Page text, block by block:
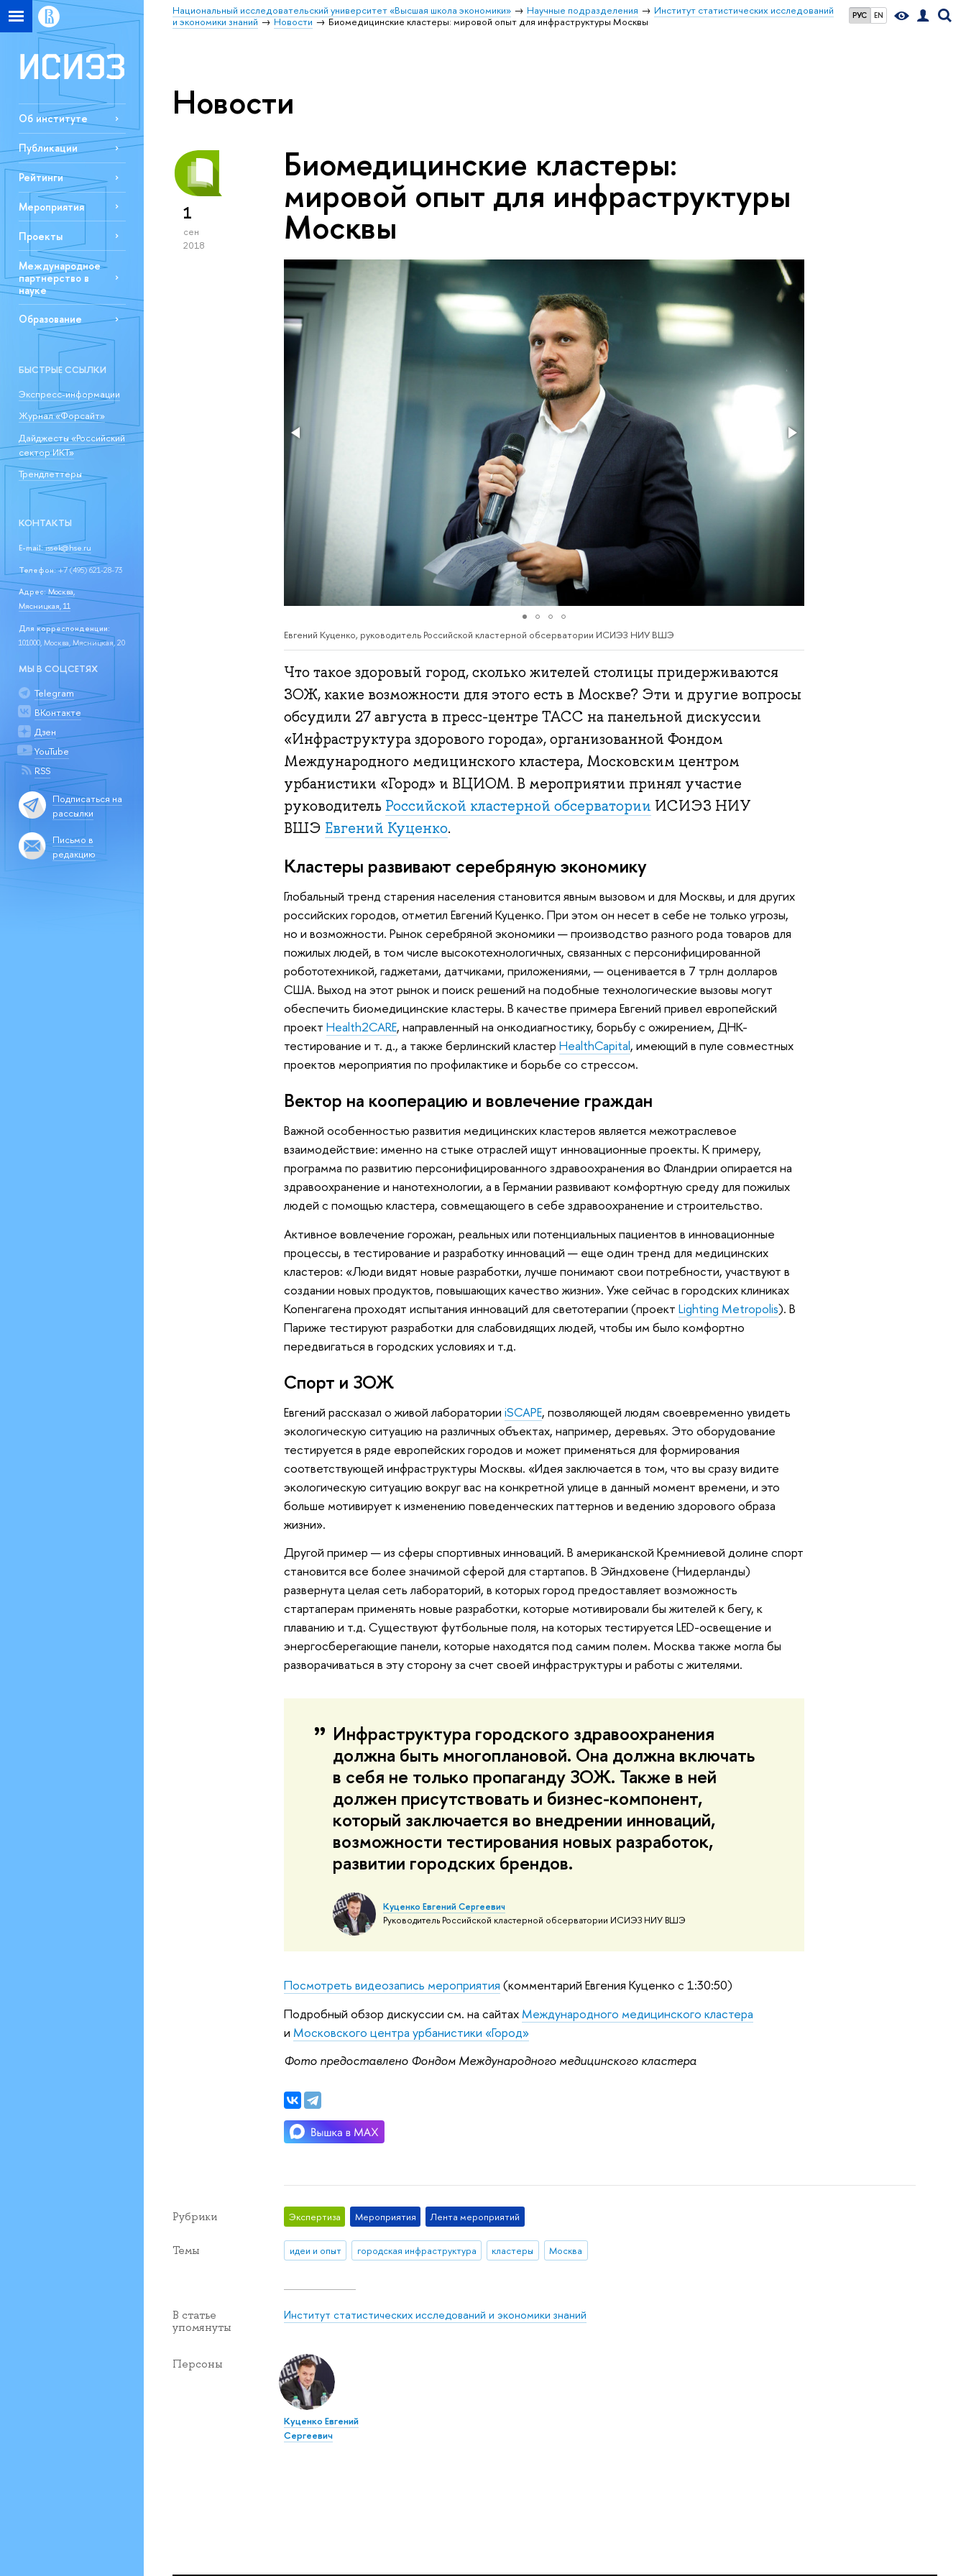
РУС EN
Национальный исследовательский университет «Высшая школа экономики» Научные подразделения
Институт статистических исследований
и экономики знаний
Новости Биомедицинские кластеры: мировой опыт для инфраструктуры Москвы
Об институте
Публикации
Рейтинги
Мероприятия
Проекты
Международное
партнерство в
науке
Образование
БЫСТРЫЕ ССЫЛКИ
Экспресс-информации
Журнал «Форсайт»
Дайджесты «Российский
сектор ИКТ»
Трендлеттеры
КОНТАКТЫ
E-mail:issek@hse.ru
Телефон:+7 (495) 621-28-73
Адрес: Москва,
Мясницкая, 11
Для корреспонденции:
101000, Москва, Мясницкая, 20
МЫ В СОЦСЕТЯХ
Telegram
ВКонтакте
Дзен
YouTube
RSS
Подписаться на
рассылки
Письмо в
редакцию
Новости
1
сен
2018
Биомедицинские кластеры:
мировой опыт для инфраструктуры
Москвы
Евгений Куценко, руководитель Российской кластерной обсерватории ИСИЭЗ НИУ ВШЭ
Что такое здоровый город, сколько жителей столицы придерживаются
ЗОЖ, какие возможности для этого есть в Москве? Эти и другие вопросы
обсудили 27 августа в пресс-центре ТАСС на панельной дискуссии
«Инфраструктура здорового города», организованной Фондом
Международного медицинского кластера, Московским центром
урбанистики «Город» и ВЦИОМ. В мероприятии принял участие
руководитель Российской кластерной обсерватории ИСИЭЗ НИУ
ВШЭ Евгений Куценко.
Кластеры развивают серебряную экономику
Глобальный тренд старения населения становится явным вызовом и для Москвы, и для других
российских городов, отметил Евгений Куценко. При этом он несет в себе не только угрозы,
но и возможности. Рынок серебряной экономики — производство разного рода товаров для
пожилых людей, в том числе высокотехнологичных, связанных с персонифицированной
робототехникой, гаджетами, датчиками, приложениями, — оценивается в 7 трлн долларов
США. Выход на этот рынок и поиск решений на подобные технологические вызовы могут
обеспечить биомедицинские кластеры. В качестве примера Евгений привел европейский
проектHealth2CARE, направленный на онкодиагностику, борьбу с ожирением, ДНК-
тестирование и т. д., а также берлинский кластерHealthCapital, имеющий в пуле совместных
проектов мероприятия по профилактике и борьбе со стрессом.
Вектор на кооперацию и вовлечение граждан
Важной особенностью развития медицинских кластеров является межотраслевое
взаимодействие: именно на стыке отраслей ищут инновационные проекты. К примеру,
программа по развитию персонифицированного здравоохранения во Фландрии опирается на
здравоохранение и нанотехнологии, а в Германии развивают комфортную среду для пожилых
людей с помощью кластера, совмещающего в себе здравоохранение и строительство.
Активное вовлечение горожан, реальных или потенциальных пациентов в инновационные
процессы, в тестирование и разработку инноваций — еще один тренд для медицинских
кластеров: «Люди видят новые разработки, лучше понимают свои потребности, участвуют в
создании новых продуктов, повышающих качество жизни». Уже сейчас в городских клиниках
Копенгагена проходят испытания инноваций для светотерапии (проектLighting Metropolis). В
Париже тестируют разработки для слабовидящих людей, чтобы им было комфортно
передвигаться в городских условиях и т.д.
Спорт и ЗОЖ
Евгений рассказал о живой лабораторииiSCAPE, позволяющей людям своевременно увидеть
экологическую ситуацию на различных объектах, например, деревьях. Это оборудование
тестируется в ряде европейских городов и может применяться для формирования
соответствующей инфраструктуры Москвы. «Идея заключается в том, что вы сразу видите
экологическую ситуацию вокруг вас на конкретной улице в данный момент времени, и это
больше мотивирует к изменению поведенческих паттернов и ведению здорового образа
жизни».
Другой пример — из сферы спортивных инноваций. В американской Кремниевой долине спорт
становится все более значимой сферой для стартапов. В Эйндховене (Нидерланды)
развернута целая сеть лабораторий, в которых город предоставляет возможность
стартаперам применять новые разработки, которые мотивировали бы жителей к бегу, к
плаванию и т.д. Существуют футбольные поля, на которых тестируется LED-освещение и
энергосберегающие панели, которые находятся под самим полем. Москва также могла бы
разворачиваться в эту сторону за счет своей инфраструктуры и работы с жителями.
Инфраструктура городского здравоохранения
должна быть многоплановой. Она должна включать
в себя не только пропаганду ЗОЖ. Также в ней
должен присутствовать и бизнес-компонент,
который заключается во внедрении инноваций,
возможности тестирования новых разработок,
развитии городских брендов.
Куценко Евгений Сергеевич
Руководитель Российской кластерной обсерватории ИСИЭЗ НИУ ВШЭ
Посмотреть видеозапись мероприятия (комментарий Евгения Куценко с 1:30:50)
Подробный обзор дискуссии см. на сайтах Международного медицинского кластера
и Московского центра урбанистики «Город»
Фото предоставлено Фондом Международного медицинского кластера
Рубрики Экспертиза Мероприятия Лента мероприятий
Темы идеи и опыт городская инфраструктура кластеры Москва
В статье
упомянуты
Институт статистических исследований и экономики знаний
Персоны
Куценко Евгений
Сергеевич